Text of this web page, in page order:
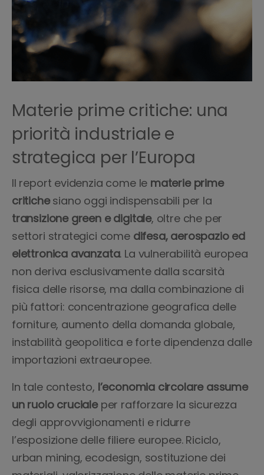
Materie prime critiche: una
priorità industriale e
strategica per l’Europa
ll report evidenzia come le materie prime
critichesiano oggi indispensabili per la
transizione green e digitale, oltre che per
settori strategici come difesa, aerospazio ed
elettronica avanzata. La vulnerabilità europea
non deriva esclusivamente dalla scarsità
fisica delle risorse, ma dalla combinazione di
più fattori: concentrazione geografica delle
forniture, aumento della domanda globale,
instabilità geopolitica e forte dipendenza dalle
importazioni extraeuropee.
In tale contesto, l’economia circolare assume
un ruolo crucialeper rafforzare la sicurezza
degli approvvigionamenti e ridurre
l’esposizione delle filiere europee. Riciclo,
urban mining, ecodesign, sostituzione dei